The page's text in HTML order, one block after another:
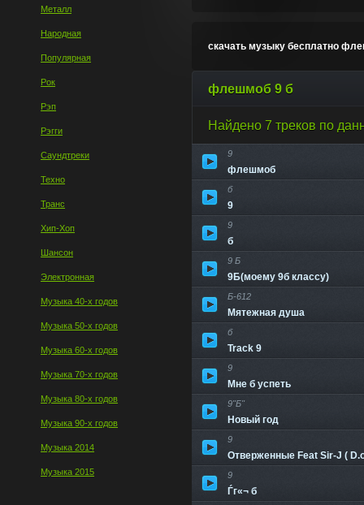
Металл
Народная
Популярная
Рок
Рэп
Рэгги
Саундтреки
Техно
Транс
Хип-Хоп
Шансон
Электронная
Музыка 40-х годов
Музыка 50-х годов
Музыка 60-х годов
Музыка 70-х годов
Музыка 80-х годов
Музыка 90-х годов
Музыка 2014
Музыка 2015
скачать музыку бесплатно
флешмоб 9 б
Найдено 7 треков по
9
флешмоб
б
9
9
б
9 Б
9Б(моему 9б классу)
Б-612
Мятежная душа
б
Track 9
9
Мне б успеть
9"Б"
Новый год
9
Отверженные Feat Sir-J (
9
Ѓг«¬ б